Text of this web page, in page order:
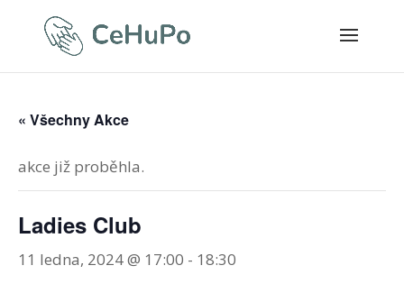
« Všechny Akce
akce již proběhla.
Ladies Club
11 ledna, 2024 @ 17:00 - 18:30